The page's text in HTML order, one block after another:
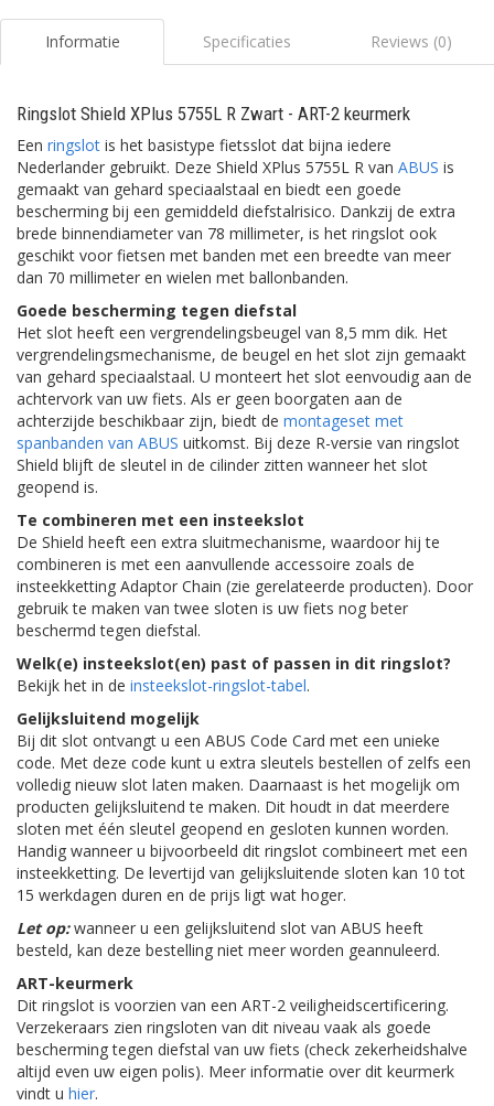
Informatie Specificaties Reviews (0)
Ringslot Shield XPlus 5755L R Zwart - ART-2 keurmerk
Een ringslot is het basistype fietsslot dat bijna iedere
Nederlander gebruikt. Deze Shield XPlus 5755L R van ABUS is
gemaakt van gehard speciaalstaal en biedt een goede
bescherming bij een gemiddeld diefstalrisico. Dankzij de extra
brede binnendiameter van 78 millimeter, is het ringslot ook
geschikt voor fietsen met banden met een breedte van meer
dan 70 millimeter en wielen met ballonbanden.
Goede bescherming tegen diefstal
Het slot heeft een vergrendelingsbeugel van 8,5 mm dik. Het
vergrendelingsmechanisme, de beugel en het slot zijn gemaakt
van gehard speciaalstaal. U monteert het slot eenvoudig aan de
achtervork van uw fiets. Als er geen boorgaten aan de
achterzijde beschikbaar zijn, biedt de montageset met
spanbanden van ABUS uitkomst. Bij deze R-versie van ringslot
Shield blijft de sleutel in de cilinder zitten wanneer het slot
geopend is.
Te combineren met een insteekslot
De Shield heeft een extra sluitmechanisme, waardoor hij te
combineren is met een aanvullende accessoire zoals de
insteekketting Adaptor Chain (zie gerelateerde producten). Door
gebruik te maken van twee sloten is uw fiets nog beter
beschermd tegen diefstal.
Welk(e) insteekslot(en) past of passen in dit ringslot?
Bekijk het in de insteekslot-ringslot-tabel.
Gelijksluitend mogelijk
Bij dit slot ontvangt u een ABUS Code Card met een unieke
code. Met deze code kunt u extra sleutels bestellen of zelfs een
volledig nieuw slot laten maken. Daarnaast is het mogelijk om
producten gelijksluitend te maken. Dit houdt in dat meerdere
sloten met één sleutel geopend en gesloten kunnen worden.
Handig wanneer u bijvoorbeeld dit ringslot combineert met een
insteekketting. De levertijd van gelijksluitende sloten kan 10 tot
15 werkdagen duren en de prijs ligt wat hoger.
Let op:wanneer u een gelijksluitend slot van ABUS heeft
besteld, kan deze bestelling niet meer worden geannuleerd.
ART-keurmerk
Dit ringslot is voorzien van een ART-2 veiligheidscertificering.
Verzekeraars zien ringsloten van dit niveau vaak als goede
bescherming tegen diefstal van uw fiets (check zekerheidshalve
altijd even uw eigen polis). Meer informatie over dit keurmerk
vindt u hier.